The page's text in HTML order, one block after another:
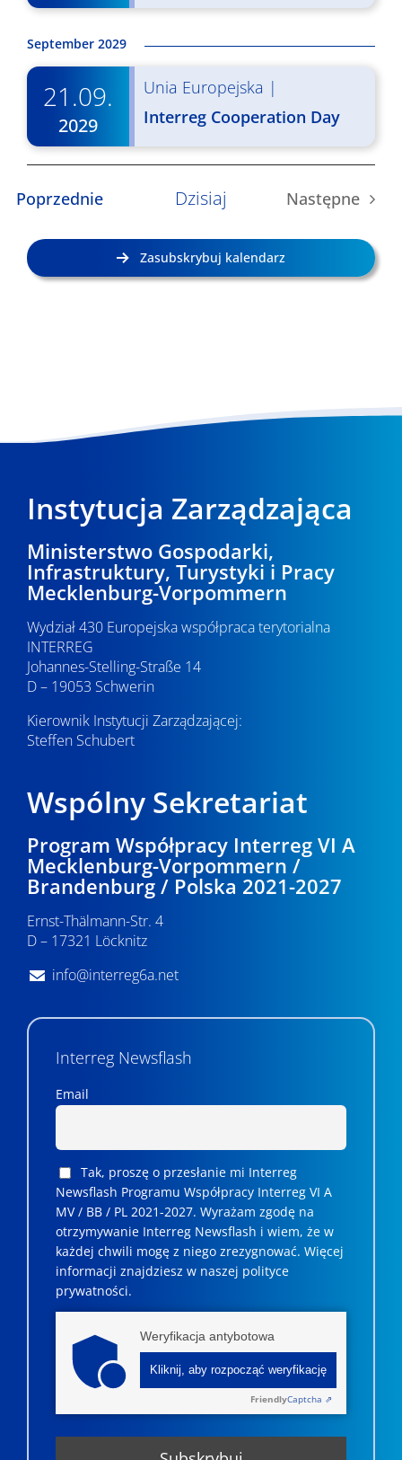
September 2029
21.09.
2029
Unia Europejska |
Interreg Cooperation Day
PoprzednieWydarzeniaDzisiaj
Następne
Zasubskrybuj kalendarz
Instytucja Zarządzająca
Ministerstwo Gospodarki,
Infrastruktury, Turystyki i Pracy
Mecklenburg-Vorpommern
Wydział 430 Europejska współpraca terytorialna
INTERREG
Johannes-Stelling-Straße 14
D – 19053 Schwerin
Kierownik Instytucji Zarządzającej:
Steffen Schubert
Wspólny Sekretariat
Program Współpracy Interreg VI A
Mecklenburg-Vorpommern /
Brandenburg / Polska 2021-2027
Ernst-Thälmann-Str. 4
D – 17321 Löcknitz
info@interreg6a.net
Interreg Newsflash
Email
Tak, proszę o przesłanie mi Interreg
Newsflash Programu Współpracy Interreg VI A
MV / BB / PL 2021-2027. Wyrażam zgodę na
otrzymywanie Interreg Newsflash i wiem, że w
każdej chwili mogę z niego zrezygnować. ­­Więcej
informacji znajdziesz w naszej polityce
prywatności.
Weryfikacja antybotowa
Kliknij, aby rozpocząć weryfikację
FriendlyCaptcha ⇗